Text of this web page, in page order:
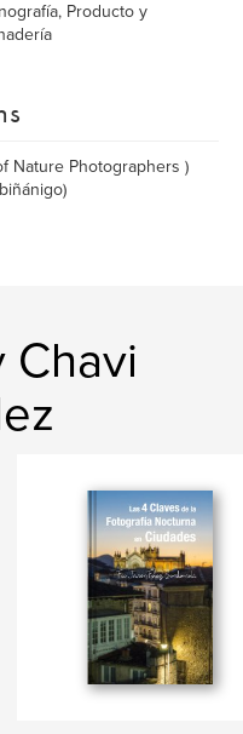
Producto y
Nature Photographers )
Chavi